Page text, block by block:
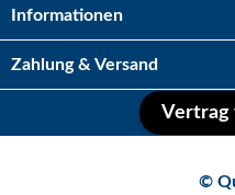
Informationen
Zahlung & Versand
Vertrag
©